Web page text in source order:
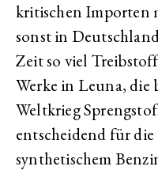
kritischen Importen
sonst in
Zeit so viel
Werke in Leuna, die
Weltkrieg
entscheidend für
synthetischem